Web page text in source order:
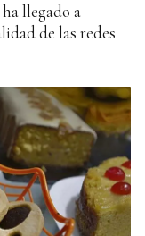
llegado a
de las redes